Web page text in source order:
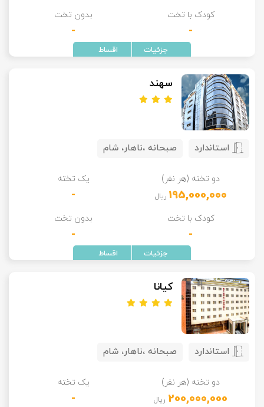
کودک با تخت
-
بدون تخت
-
سهند
استاندارد صبحانه ،ناهار، شام
دو تخته (هر نفر)
195,000,000 ریال
یک تخته
-
کودک با تخت
-
بدون تخت
-
کیانا
استاندارد صبحانه ،ناهار، شام
دو تخته (هر نفر)
200,000,000 ریال
یک تخته
-